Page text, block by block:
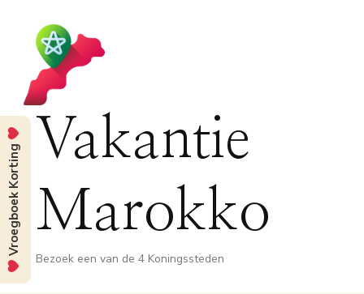
Vakantie
Marokko
Bezoek een van de 4 Koningssteden
Vroegboek Korting